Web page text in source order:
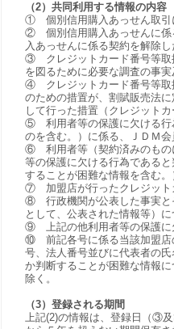
（2）共同利用する情報の内容
① 個別信用購入あっせん取引
② 個別信用購入あっせんに係
入あっせんに係る契約を解除
③ クレジットカード番号等取
を図るために必要な調査の事実
④ クレジットカード番号等取
のための措置が、割賦販売法
して行った措置（クレジット
⑤ 利用者等の保護に欠ける行
のを含む。）に係る、ＪＤＭ
⑥ 利用者等（契約済みのもの
等の保護に欠ける行為である
することが困難な情報を含む。
⑦ 加盟店が行ったクレジット
⑧ 行政機関が公表した事実と
として、公表された情報等）
⑨ 上記の他利用者等の保護に
⑩ 前記各号に係る当該加盟店
号、法人番号並びに代表者の
か判断することが困難な情報
除く。
（3）登録される期間
上記(2)の情報は、登録日（③